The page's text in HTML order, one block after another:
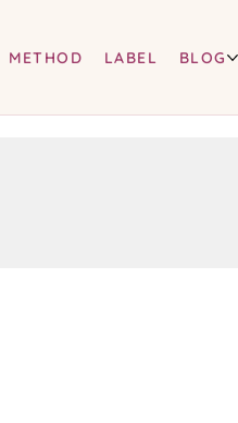
METHOD LABEL BLOG